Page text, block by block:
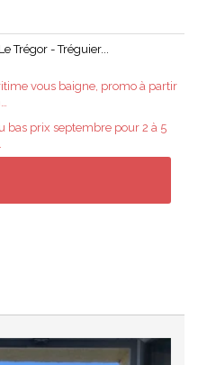
Le Trégor - Tréguier...
vous baigne, promo à partir
bas prix septembre pour 2 à 5